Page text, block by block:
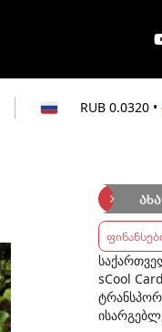
-0.803%
sCool